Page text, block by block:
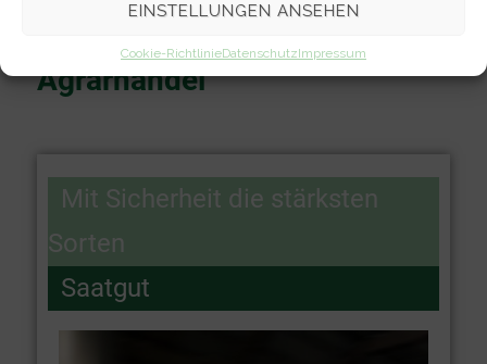
EINSTELLUNGEN ANSEHEN
Cookie-RichtlinieDatenschutzImpressum
Agrarhandel
Mit Sicherheit die stärksten
Sorten
Saatgut